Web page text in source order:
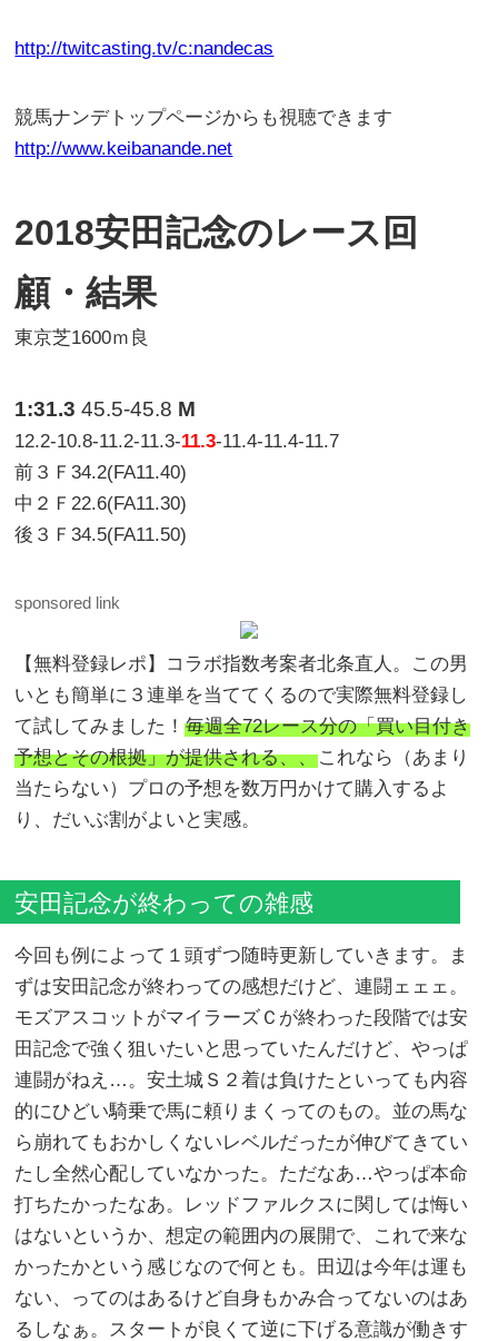
http://twitcasting.tv/c:nandecas
競馬ナンデトップページからも視聴できます
http://www.keibanande.net
2018安田記念のレース回
顧・結果
東京芝1600ｍ良
1:31.3 45.5-45.8 M
12.2-10.8-11.2-11.3-11.3-11.4-11.4-11.7
前３Ｆ34.2(FA11.40)
中２Ｆ22.6(FA11.30)
後３Ｆ34.5(FA11.50)
sponsored link
【無料登録レポ】コラボ指数考案者北条直人。この男
いとも簡単に３連単を当ててくるので実際無料登録し
て試してみました！毎週全72レース分の「買い目付き
予想とその根拠」が提供される、、これなら（あまり
当たらない）プロの予想を数万円かけて購入するよ
り、だいぶ割がよいと実感。
安田記念が終わっての雑感
今回も例によって１頭ずつ随時更新していきます。ま
ずは安田記念が終わっての感想だけど、連闘ェェェ。
モズアスコットがマイラーズＣが終わった段階では安
田記念で強く狙いたいと思っていたんだけど、やっぱ
連闘がねえ…。安土城Ｓ２着は負けたといっても内容
的にひどい騎乗で馬に頼りまくってのもの。並の馬な
ら崩れてもおかしくないレベルだったが伸びてきてい
たし全然心配していなかった。ただなあ…やっぱ本命
打ちたかったなあ。レッドファルクスに関しては悔い
はないというか、想定の範囲内の展開で、これで来な
かったかという感じなので何とも。田辺は今年は運も
ない、ってのはあるけど自身もかみ合ってないのはあ
るしなぁ。スタートが良くて逆に下げる意識が働きす